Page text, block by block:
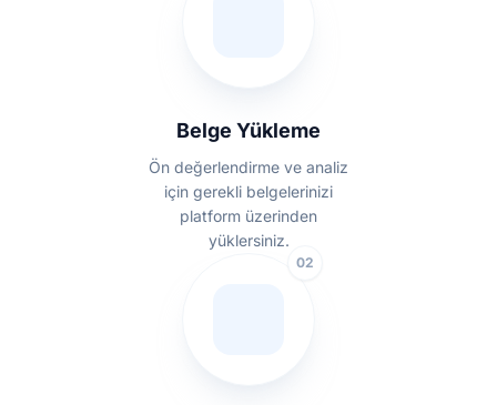
Belge Yükleme
Ön değerlendirme ve analiz
için gerekli belgelerinizi
platform üzerinden
yüklersiniz.
02